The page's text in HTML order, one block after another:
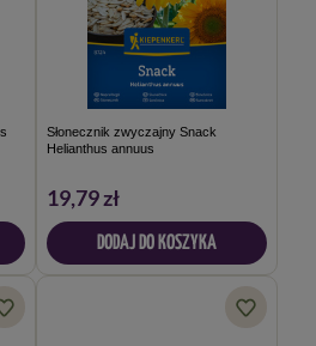
Słonecznik zwyczajny Snack
Helianthus annuus
19,79 zł
DODAJ DO KOSZYKA